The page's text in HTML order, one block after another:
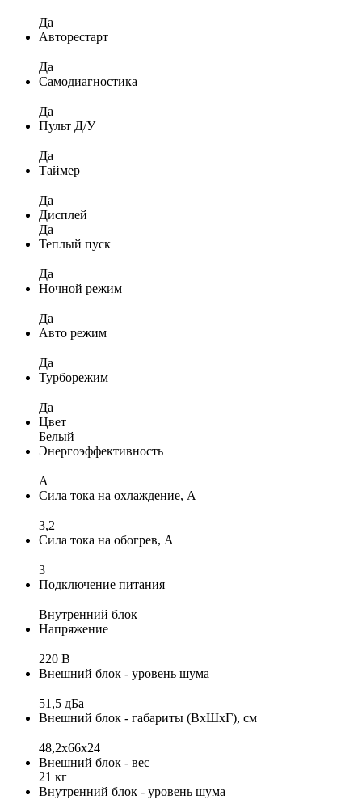
Да
Авторестарт
Да
Самодиагностика
Да
Пульт Д/У
Да
Таймер
Да
Дисплей
Да
Теплый пуск
Да
Ночной режим
Да
Авто режим
Да
Турборежим
Да
Цвет
Белый
Энергоэффективность
A
Сила тока на охлаждение, А
3,2
Сила тока на обогрев, А
3
Подключение питания
Внутренний блок
Напряжение
220 В
Внешний блок - уровень шума
51,5 дБа
Внешний блок - габариты (ВхШхГ), см
48,2x66x24
Внешний блок - вес
21 кг
Внутренний блок - уровень шума